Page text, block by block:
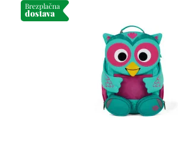
Brezplačna
dostava